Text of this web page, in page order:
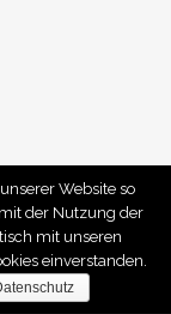
Website so
der Nutzung der
mit unseren
einverstanden.